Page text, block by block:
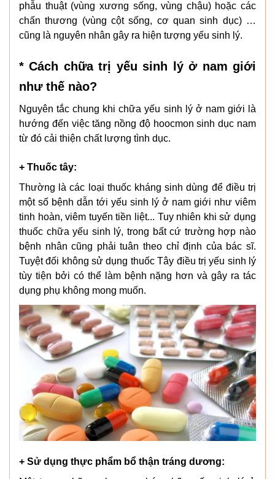
phẫu thuật (vùng xương sống, vùng chậu) hoặc các
chấn thương (vùng cột sống, cơ quan sinh dục) …
cũng là nguyên nhân gây ra hiện tượng yếu sinh lý.
* Cách chữa trị yếu sinh lý ở nam giới
như thế nào?
Nguyên tắc chung khi chữa yếu sinh lý ở nam giới là
hướng đến việc tăng nồng độ hoocmon sinh dục nam
từ đó cải thiện chất lượng tình dục.
+ Thuốc tây:
Thường là các loại thuốc kháng sinh dùng để điều trị
một số bệnh dẫn tới yếu sinh lý ở nam giới như viêm
tinh hoàn, viêm tuyến tiền liệt... Tuy nhiên khi sử dụng
thuốc chữa yếu sinh lý, trong bất cứ trường hợp nào
bệnh nhân cũng phải tuân theo chỉ định của bác sĩ.
Tuyệt đối không sử dụng thuốc Tây điều trị yếu sinh lý
tùy tiện bởi có thể làm bệnh nặng hơn và gây ra tác
dụng phụ không mong muốn.
+ Sử dụng thực phẩm bổ thận tráng dương: